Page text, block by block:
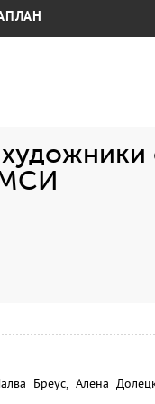
Бреус, Алена